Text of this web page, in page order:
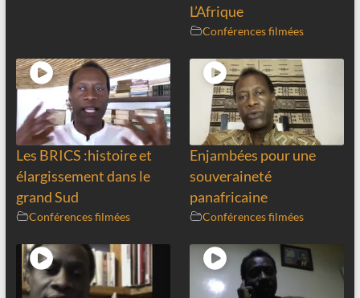
L’Afrique
Conférences filmées
Les BRICS :histoire et
élargissement dans le
grand Sud
Conférences filmées
Enjambées pour une
souveraineté
panafricaine
Conférences filmées